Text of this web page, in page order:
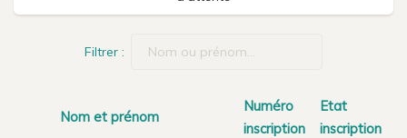
Filtrer :
Nom et prénom
Numéro
inscription
Etat
inscription